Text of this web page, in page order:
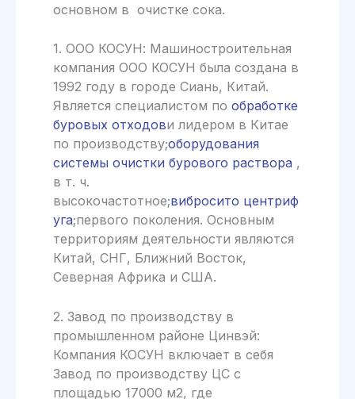
основном в очистке сока.
1. ООО КОСУН: Машиностроительная
компания ООО КОСУН была создана в
1992 году в городе Сиань, Китай.
Является специалистом по обработке
буровых отходови лидером в Китае
по производству;оборудования
системы очистки бурового раствора ,
в т. ч.
высокочастотное;вибросито центриф
уга;первого поколения. Основным
территориям деятельности являются
Китай, СНГ, Ближний Восток,
Северная Африка и США.
2. Завод по производству в
промышленном районе Цинвэй:
Компания КОСУН включает в себя
Завод по производству ЦС с
площадью 17000 м2, где